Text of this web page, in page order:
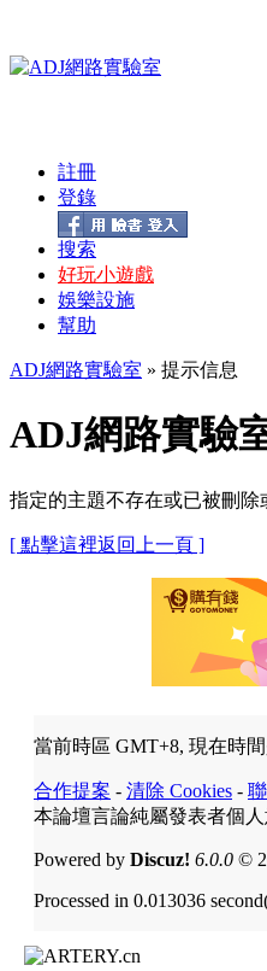
註冊
登錄
搜索
好玩小遊戲
娛樂設施
幫助
ADJ網路實驗室 » 提示信息
ADJ網路實驗
指定的主題不存在或已被刪除
[ 點擊這裡返回上一頁 ]
當前時區 GMT+8, 現在時間
合作提案 - 清除 Cookies -
本論壇言論純屬發表者個
Powered by Discuz! 6.0.0 ©
Processed in 0.013036